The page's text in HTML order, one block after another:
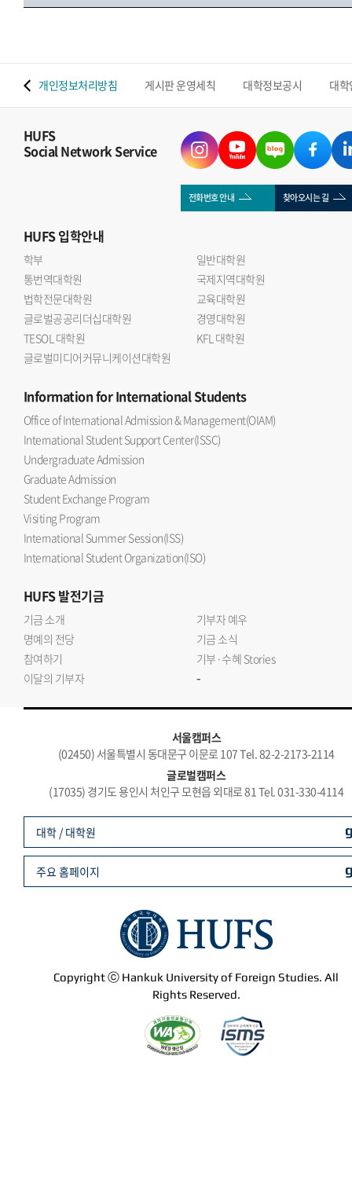
개인정보처리방침 게시판 운영세칙 대학정보공시 대
HUFS
Social Network Service
전화번호 안내 찾아오시는 길
HUFS입학안내
학부
일반대학원
통번역대학원
국제지역대학원
법학전문대학원
교육대학원
글로벌공공리더십대학원
경영대학원
TESOL 대학원
KFL 대학원
글로벌미디어커뮤니케이션대학원
Informationfor International Students
Office of International Admission & Management(OIAM)
International Student Support Center(ISSC)
Undergraduate Admission
Graduate Admission
Student Exchange Program
Visiting Program
International Summer Session(ISS)
International Student Organization(ISO)
HUFS발전기금
기금 소개
기부자 예우
명예의 전당
기금 소식
참여하기
기부·수혜 Stories
이달의 기부자
-
서울캠퍼스
(02450) 서울특별시 동대문구 이문로 107 Tel. 82-2-2173-2114
글로벌캠퍼스
(17035) 경기도 용인시 처인구 모현읍 외대로 81 Tel. 031-330-4114
Copyright ⓒ Hankuk University of Foreign Studies. All
Rights Reserved.
대학 / 대학원
주요 홈페이지